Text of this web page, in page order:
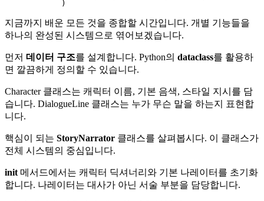
지금까지 배운 모든 것을 종합할 시간입니다. 개별 기능들을
하나의 완성된 시스템으로 엮어보겠습니다.
먼저 데이터 구조를 설계합니다. Python의 dataclass를 활용하
면 깔끔하게 정의할 수 있습니다.
Character 클래스는 캐릭터 이름, 기본 음색, 스타일 지시를 담
습니다. DialogueLine 클래스는 누가 무슨 말을 하는지 표현합
니다.
핵심이 되는 StoryNarrator 클래스를 살펴봅시다. 이 클래스가
전체 시스템의 중심입니다.
init메서드에서는 캐릭터 딕셔너리와 기본 나레이터를 초기화
합니다. 나레이터는 대사가 아닌 서술 부분을 담당합니다.